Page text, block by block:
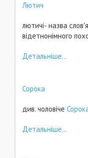
Лютич
лютичі- назва
відетнонімного
Детальніше...
Сорока
див. чоловіче
Детальніше...